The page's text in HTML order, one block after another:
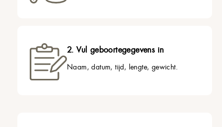
2. Vul geboortegegevens in
Naam, datum, tijd, lengte, gewicht.